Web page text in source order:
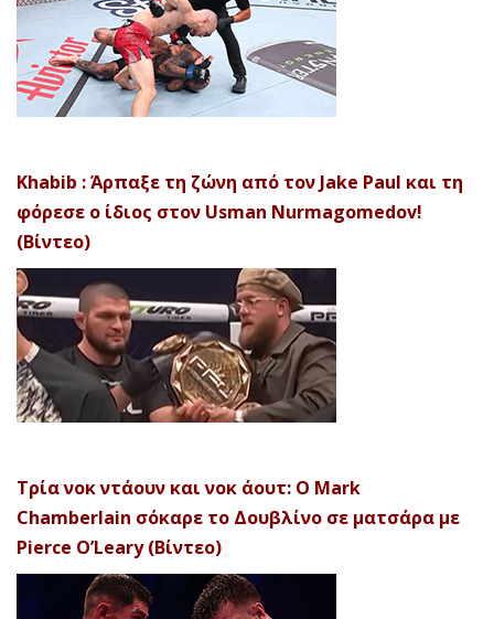
Khabib : Άρπαξε τη ζώνη από τον Jake Paul και τη
φόρεσε ο ίδιος στον Usman Nurmagomedov!
(Βίντεο)
Τρία νοκ ντάουν και νοκ άουτ: Ο Mark
Chamberlain σόκαρε το Δουβλίνο σε ματσάρα με
Pierce O’Leary (Βίντεο)